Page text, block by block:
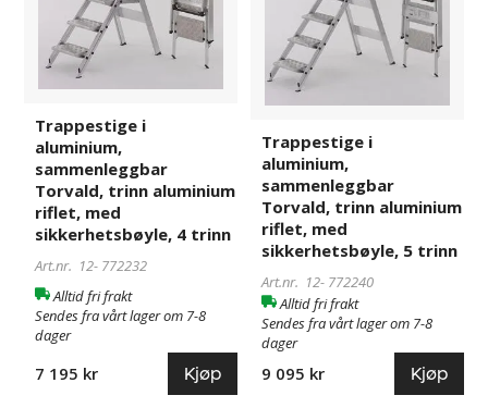
aluminium
riflet,
trinn
Trappestige i
aluminium,
sammenleggbar
Torvald, trinn aluminium
riflet, med
sikkerhetsbøyle, 4 trinn
Art.nr. 12- 772232
Alltid fri frakt
Sendes fra vårt lager om 7-8
dager
7 195 kr Kjøp
aluminium
riflet,
med
sikkerhetsbøyle,
trinn
Trappestige i
aluminium,
sammenleggbar
Torvald, trinn aluminium
riflet, med
sikkerhetsbøyle, 5 trinn
Art.nr. 12- 772240
Alltid fri frakt
Sendes fra vårt lager om 7-8
dager
9 095 kr Kjøp